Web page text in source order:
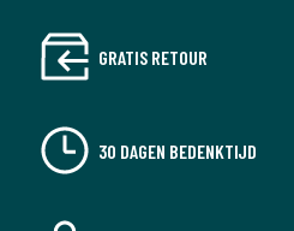
GRATIS RETOUR
30 DAGEN BEDENKTIJD